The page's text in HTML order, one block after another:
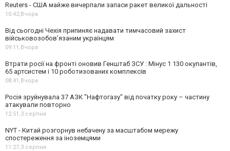
Reuters - США майже вичерпали запаси ракет великої дальності
10:42,Вчора
Від сьогодні Чехія припиняє надавати тимчасовий захист
військовозобов’язаним українцям
09:11,Вчора
Втрати росії на фронті оновив Генштаб ЗСУ : Мінус 1 130 окупантів,
65 артсистем і 10 роботизованих комплексів
08:41,Вчора
Росія зруйнувала 37 АЗК "Нафтогазу" від початку року – частину
атакували повторно
12:51,3 серпня
NYT - Китай розгорнув небачену за масштабом мережу
спостереження за іноземцями
11:27,3 серпня